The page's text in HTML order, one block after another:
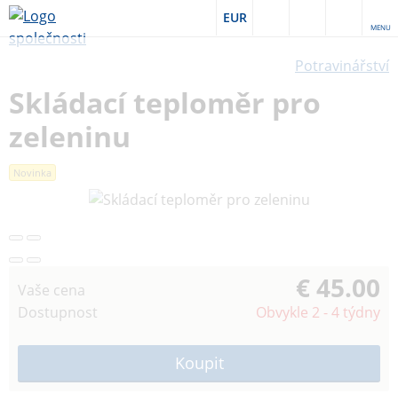
EUR
MENU
Potravinářství
Skládací teploměr pro
zeleninu
Novinka
Vaše cena € 45.00
Dostupnost Obvykle 2 - 4 týdny